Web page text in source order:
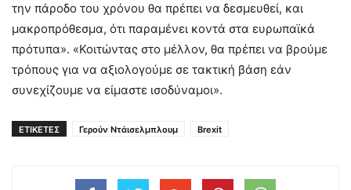
την πάροδο του χρόνου θα πρέπει να δεσμευθεί, και
μακροπρόθεσμα, ότι παραμένει κοντά στα ευρωπαϊκά
πρότυπα». «Κοιτώντας στο μέλλον, θα πρέπει να βρούμε
τρόπους για να αξιολογούμε σε τακτική βάση εάν
συνεχίζουμε να είμαστε ισοδύναμοι».
ΕΤΙΚΕΤΕΣ Γερούν Ντάισελμπλουμ Brexit